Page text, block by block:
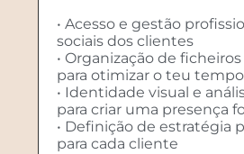
• Acesso e gestão
sociais dos clientes
• Organização de
para otimizar o teu tempo
• Identidade visual e
para criar uma presença
• Definição de estratégia
para cada cliente